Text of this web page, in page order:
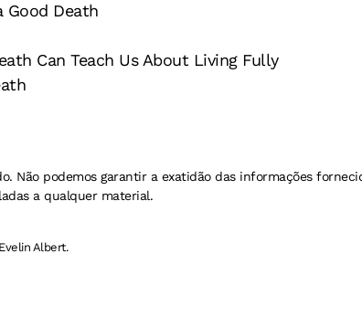
Good Death
Can Teach Us About Living Fully
Não podemos garantir a exatidão das informações
a qualquer material.
Albert.